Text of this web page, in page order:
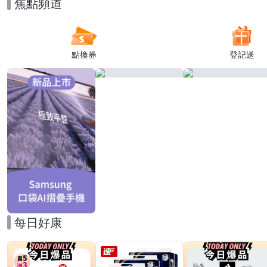
點換券 登記送
每日好康